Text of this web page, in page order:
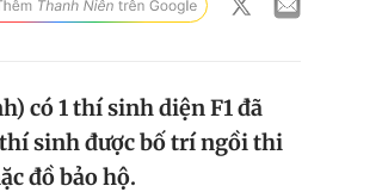
có 1 thí sinh diện F1 đã
sinh được bố trí ngồi thi
đồ bảo hộ.